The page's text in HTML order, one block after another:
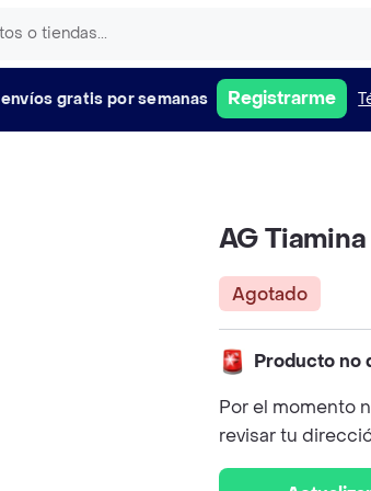
envíos gratis por semanas Registrarme
AG
Agotado
Producto no
Por el momento
revisar tu